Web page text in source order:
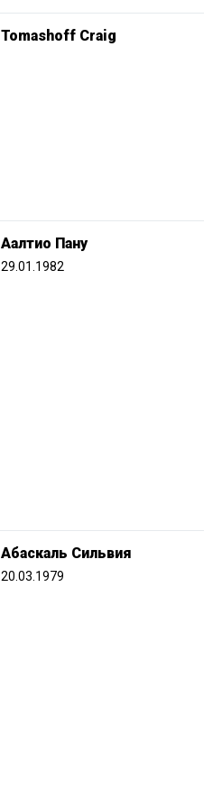
Tomashoff Craig
Аалтио Пану
29.01.1982
Абаскаль Сильвия
20.03.1979